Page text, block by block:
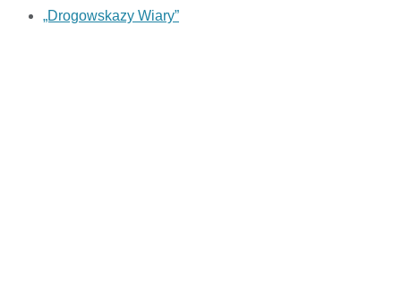
„Drogowskazy Wiary”